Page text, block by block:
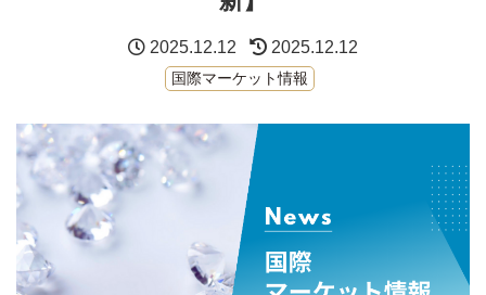
2025.12.12 2025.12.12
国際マーケット情報